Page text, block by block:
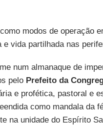
modos de operação
e vida partilhada nas
num almanaque de
peloPrefeito da
e profética, pastoral e
como mandala da
na unidade do Espírito